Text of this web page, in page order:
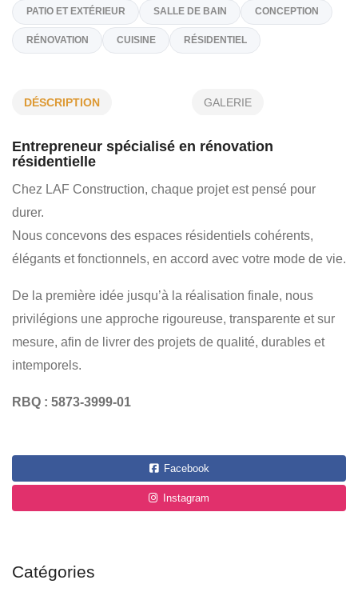
Sur Demande
info@lafconstruction.ca
PATIO ET EXTÉRIEUR SALLE DE BAIN
DÉSCRIPTION GALERIE
Entrepreneur spécialisé en rénovation
résidentielle
Chez LAF Construction, chaque projet est pensé pour
durer.
Nous concevons des espaces résidentiels cohérents,
élégants et fonctionnels, en accord avec votre mode de vie.
De la première idée jusqu’à la réalisation finale, nous
privilégions une approche rigoureuse, transparente et sur
mesure, afin de livrer des projets de qualité, durables et
intemporels.
RBQ : 5873-3999-01
Facebook
Instagram
Catégories